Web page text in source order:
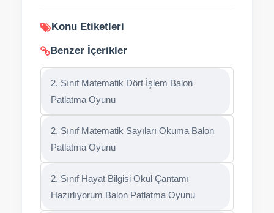
Konu Etiketleri
Benzer İçerikler
2. Sınıf Matematik Dört İşlem Balon
Patlatma Oyunu
2. Sınıf Matematik Sayıları Okuma Balon
Patlatma Oyunu
2. Sınıf Hayat Bilgisi Okul Çantamı
Hazırlıyorum Balon Patlatma Oyunu